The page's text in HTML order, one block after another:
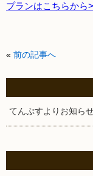
プランはこちらから
« 前の記事へ
てんぷすよりお知ら